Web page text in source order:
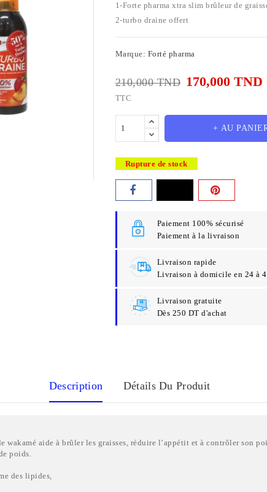
1-Forte pharma xtra slim brûleur de
2-turbo draine offert
Marque: Forté pharma
210,000 TND 170,000 TND
TTC
+ AU
Rupture de stock
Paiement 100% sécurisé
Paiement à la livraison
Livraison rapide
Livraison à domicile en 24 à
Livraison gratuite
Dès 250 DT d'achat
Description Détails Du Produit
aide à brûler les graisses, réduire l’appétit et à contrôler son
poids.
des lipides,